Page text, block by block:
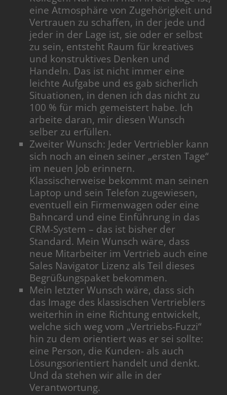
eine Atmosphäre von Zugehörigkeit und
Vertrauen zu schaffen, in der jede und
jeder in der Lage ist, sie oder er selbst
zu sein, entsteht Raum für kreatives
und konstruktives Denken und
Handeln. Das ist nicht immer eine
leichte Aufgabe und es gab sicherlich
Situationen, in denen ich das nicht zu
100 % für mich gemeistert habe. Ich
arbeite daran, mir diesen Wunsch
selber zu erfüllen.
Zweiter Wunsch: Jeder Vertriebler kann
sich noch an einen seiner „ersten Tage“
im neuen Job erinnern.
Klassischerweise bekommt man seinen
Laptop und sein Telefon zugewiesen,
eventuell ein Firmenwagen oder eine
Bahncard und eine Einführung in das
CRM-System – das ist bisher der
Standard. Mein Wunsch wäre, dass
neue Mitarbeiter im Vertrieb auch eine
Sales Navigator Lizenz als Teil dieses
Begrüßungspaket bekommen.
Mein letzter Wunsch wäre, dass sich
das Image des klassischen Vertrieblers
weiterhin in eine Richtung entwickelt,
welche sich weg vom „Vertriebs-Fuzzi“
hin zu dem orientiert was er sei sollte:
eine Person, die Kunden- als auch
Lösungsorientiert handelt und denkt.
Und da stehen wir alle in der
Verantwortung.